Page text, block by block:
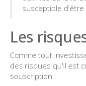
susceptible
Les
Comme tout
des risques qu'il est
souscription :